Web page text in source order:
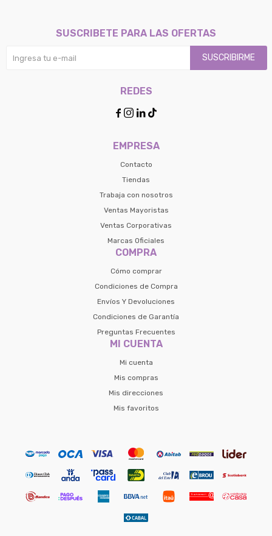
EMPRESA
Contacto
Tiendas
Trabaja con nosotros
Ventas Mayoristas
Ventas Corporativas
Marcas Oficiales
COMPRA
Cómo comprar
Condiciones de Compra
Envíos Y Devoluciones
Condiciones de Garantía
Preguntas Frecuentes
MI CUENTA
Mi cuenta
Mis compras
Mis direcciones
Mis favoritos
SUSCRIBETE PARA LAS OFERTAS
SUSCRIBIRME
REDES
   